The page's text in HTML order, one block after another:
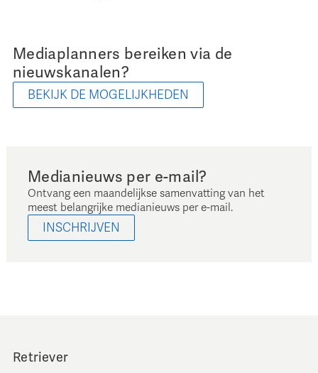
Mediaplanners bereiken via de
nieuwskanalen?
BEKIJK DE MOGELIJKHEDEN
Medianieuws per e-mail?
Ontvang een maandelijkse samenvatting van het
meest belangrijke medianieuws per e-mail.
INSCHRIJVEN
Retriever